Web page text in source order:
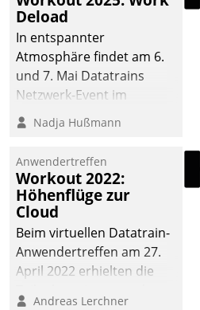
Deload
In entspannter
Atmosphäre findet am 6.
und 7. Mai Datatrains
Netzwerk-Event im
Kunden- und Partnerkreis
statt. Zentrale Frage: Wie
Mammutprojekte
meistern und Workloads
wuppen – bei zunehmend
anspruchsvollen
Aufgaben und
abnehmendem
Nadja Hußmann
Anwendertreffen
Workout 2022:
Höhenflüge zur
Cloud
Beim virtuellen Datatrain-
Anwendertreffen am 27.
April 2022 erhielten die
Andreas Lerchner